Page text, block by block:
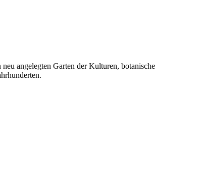
angelegten Garten der Kulturen, botanische